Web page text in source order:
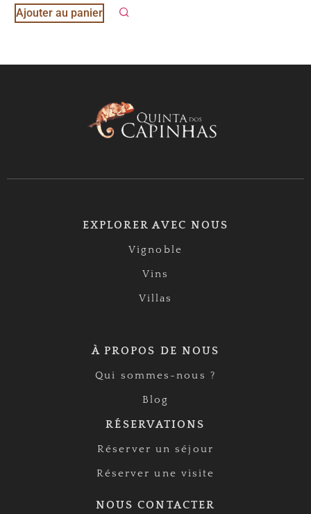
Ajouter au panier
EXPLORER AVEC NOUS
Vignoble
Vins
Villas
À PROPOS DE NOUS
Qui sommes-nous ?
Blog
RÉSERVATIONS
Réserver un séjour
Réserver une visite
NOUS CONTACTER